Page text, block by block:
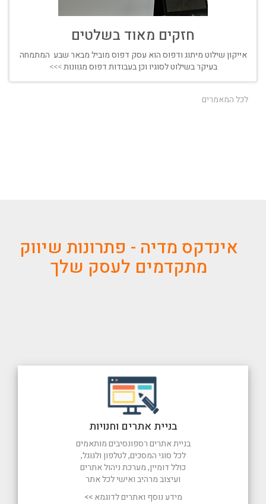
חזקים מאוד בשלטים
אייקון שילוט מיתוג ודפוס הוא עסק דפוס מוביל מבאר שבע המתמחה
בעיקר בשילוט לסוגיו וכן בעבודות דפוס מגוונות>>>
לכל המאמרים
אינדקס מדיה - פתרונות שיווק
מתקדמים לעסק שלך
בניית אתרים וחנויות
בניית אתרים רספונסיבים מותאמים
לכל סוגי המסכים, לטלפון ולגוגל,
כולל דומיין, מערכת ניהול אתרים
ועיצוב מרהיב ואישי לכל אתר
מידע נוסף ואתרים לדוגמא >>